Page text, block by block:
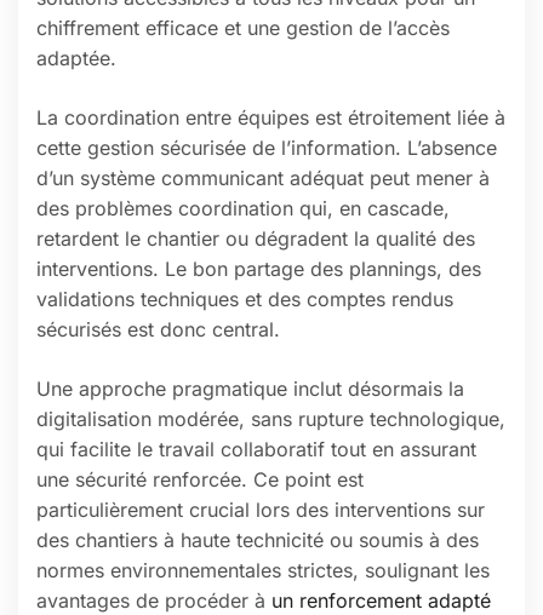
chiffrement efficace et une gestion de l’accès
adaptée.
La coordination entre équipes est étroitement liée à
cette gestion sécurisée de l’information. L’absence
d’un système communicant adéquat peut mener à
des problèmes coordination qui, en cascade,
retardent le chantier ou dégradent la qualité des
interventions. Le bon partage des plannings, des
validations techniques et des comptes rendus
sécurisés est donc central.
Une approche pragmatique inclut désormais la
digitalisation modérée, sans rupture technologique,
qui facilite le travail collaboratif tout en assurant
une sécurité renforcée. Ce point est
particulièrement crucial lors des interventions sur
des chantiers à haute technicité ou soumis à des
normes environnementales strictes, soulignant les
avantages de procéder à un renforcement adapté